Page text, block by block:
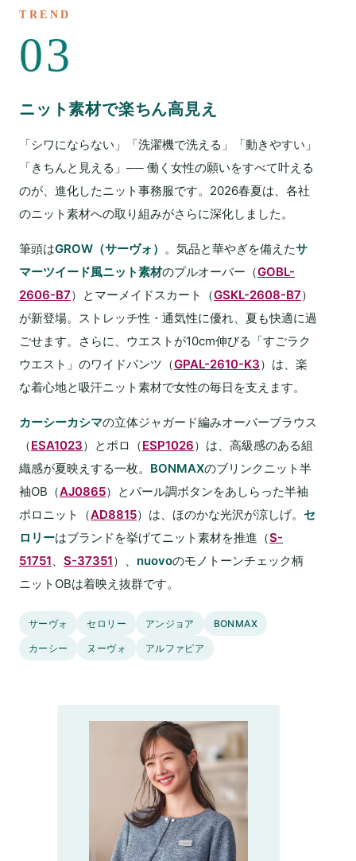
TREND
03
ニット素材で楽ちん高見え
「シワにならない」「洗濯機で洗える」「動きやすい」
「きちんと見える」── 働く女性の願いをすべて叶える
のが、進化したニット事務服です。2026春夏は、各社
のニット素材への取り組みがさらに深化しました。
筆頭はGROW（サーヴォ） 。気品と華やぎを備えたサ
マーツイード風ニット素材のプルオーバー（GOBL-
2606-B7）とマーメイドスカート（GSKL-2608-B7）
が新登場。ストレッチ性・通気性に優れ、夏も快適に過
ごせます。さらに、ウエストが10cm伸びる「すごラク
ウエスト」のワイドパンツ（GPAL-2610-K3）は、楽
な着心地と吸汗ニット素材で女性の毎日を支えます。
カーシーカシマの立体ジャガード編みオーバーブラウス
（ESA1023）とポロ（ESP1026）は、高級感のある組
織感が夏映えする一枚。 BONMAXのブリンクニット半
袖OB（AJ0865）とパール調ボタンをあしらった半袖
ポロニット（AD8815）は、ほのかな光沢が涼しげ。 セ
ロリーはブランドを挙げてニット素材を推進（S-
51751
S-37351）、 nuovoのモノトーンチェック柄
ニットOBは着映え抜群です。
サーヴォ セロリー アンジョア BONMAX
カーシー ヌーヴォ アルファピア